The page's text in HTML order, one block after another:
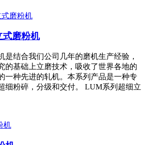
磨粉机
是结合我们公司几年的磨机生产经验，
的基础上立磨技术，吸收了世界各地的
一种先进的轧机。本系列产品是一种专
细粉碎，分级和交付。 LUM系列超细立